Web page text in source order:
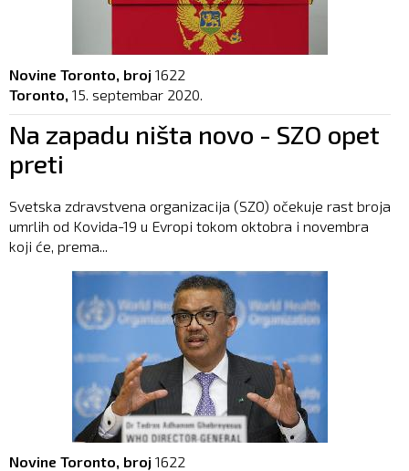
Novine Toronto, broj 1622
Toronto, 15. septembar 2020.
Na zapadu ništa novo - SZO opet
preti
Svetska zdravstvena organizacija (SZO) očekuje rast broja
umrlih od Kovida-19 u Evropi tokom oktobra i novembra
koji će, prema...
Novine Toronto, broj 1622